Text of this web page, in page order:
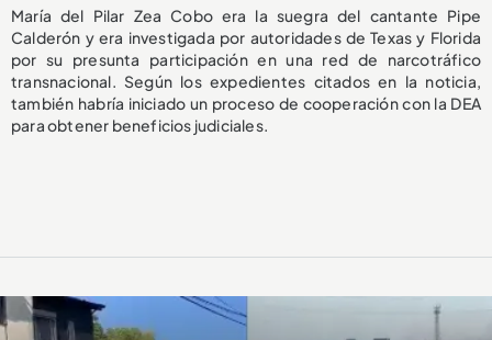
María del Pilar Zea Cobo era la suegra del cantante Pipe
Calderón y era investigada por autoridades de Texas y Florida
por su presunta participación en una red de narcotráfico
transnacional. Según los expedientes citados en la noticia,
también habría iniciado un proceso de cooperación con la DEA
para obtener beneficios judiciales.